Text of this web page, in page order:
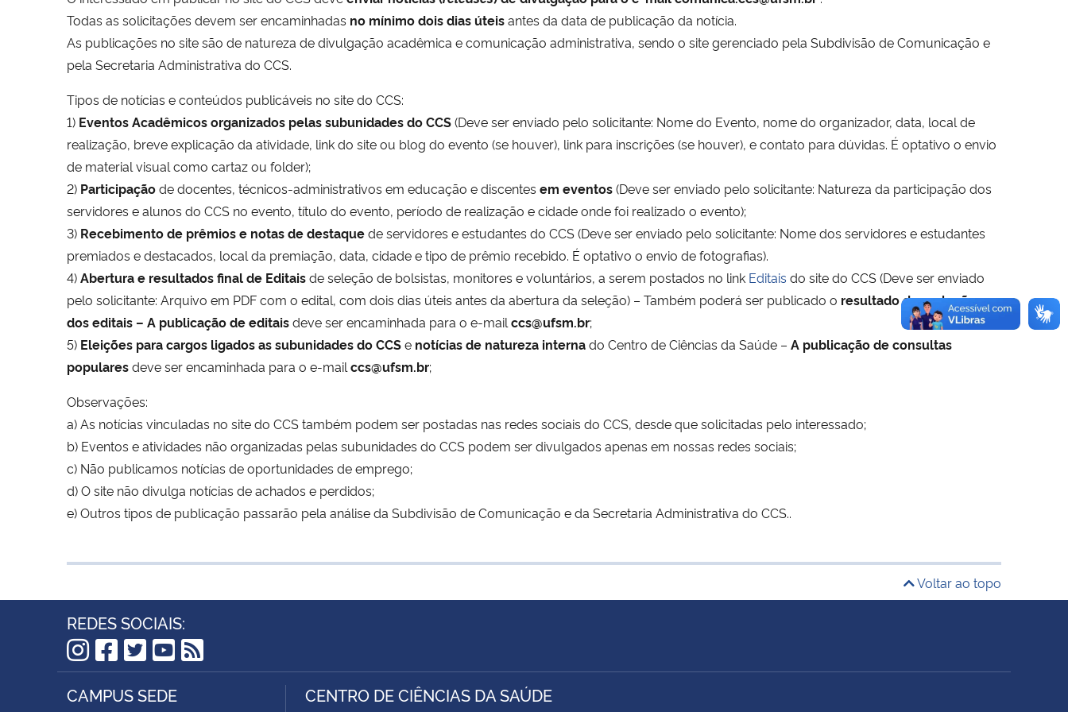
Todas as solicitações devem ser encaminhadas no mínimo dois dias úteisantes da data de publicação da notícia.
As publicações no site são de natureza de divulgação acadêmica e comunicação administrativa, sendo o site gerenciado pela Subdivisão de Comunicação e
pela Secretaria Administrativa do CCS.
Tipos de notícias e conteúdos publicáveis no site do CCS:
1) Eventos Acadêmicos organizados pelas subunidades do CCS(Deve ser enviado pelo solicitante: Nome do Evento, nome do organizador, data, local de
realização, breve explicação da atividade, link do site ou blog do evento (se houver), link para inscrições (se houver), e contato para dúvidas. É optativo o envio
de material visual como cartaz ou folder);
2) Participaçãode docentes, técnicos-administrativos em educação e discentes em eventos(Deve ser enviado pelo solicitante: Natureza da participação dos
servidores e alunos do CCS no evento, título do evento, período de realização e cidade onde foi realizado o evento);
3) Recebimento de prêmios e notas de destaquede servidores e estudantes do CCS (Deve ser enviado pelo solicitante: Nome dos servidores e estudantes
premiados e destacados, local da premiação, data, cidade e tipo de prêmio recebido. É optativo o envio de fotografias).
4)Abertura e resultados final de Editaisde seleção de bolsistas, monitores e voluntários, a serem postados no link Editais do site do CCS (Deve ser enviado
pelo solicitante: Arquivo em PDF com o edital, com dois dias úteis antes da abertura da seleção) – Também poderá ser publicado o resultado das seleções
dos editais – A publicação de editaisdeve ser encaminhada para o e-mail ccs@ufsm.br;
5) Eleições para cargos ligados as subunidades do CCSe notícias de natureza internado Centro de Ciências da Saúde – A publicação de consultas
popularesdeve ser encaminhada para o e-mail ccs@ufsm.br;
Observações:
a) As notícias vinculadas no site do CCS também podem ser postadas nas redes sociais do CCS, desde que solicitadas pelo interessado;
b) Eventos e atividades não organizadas pelas subunidades do CCS podem ser divulgados apenas em nossas redes sociais;
c) Não publicamos notícias de oportunidades de emprego;
d) O site não divulga notícias de achados e perdidos;
e) Outros tipos de publicação passarão pela análise da Subdivisão de Comunicação e da Secretaria Administrativa do CCS..
Voltar ao topo
REDES SOCIAIS:
Instagram
Facebook
Twitter
YouTube
RSS
CAMPUS SEDE CENTRO DE CIÊNCIAS DA SAÚDE